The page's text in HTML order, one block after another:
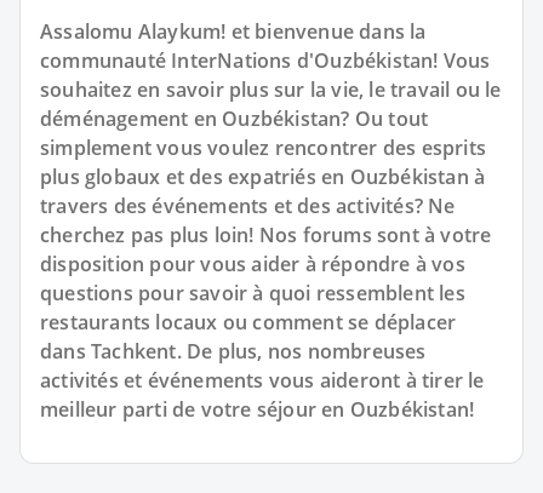
Assalomu Alaykum! et bienvenue dans la
communauté InterNations d'Ouzbékistan! Vous
souhaitez en savoir plus sur la vie, le travail ou le
déménagement en Ouzbékistan? Ou tout
simplement vous voulez rencontrer des esprits
plus globaux et des expatriés en Ouzbékistan à
travers des événements et des activités? Ne
cherchez pas plus loin! Nos forums sont à votre
disposition pour vous aider à répondre à vos
questions pour savoir à quoi ressemblent les
restaurants locaux ou comment se déplacer
dans Tachkent. De plus, nos nombreuses
activités et événements vous aideront à tirer le
meilleur parti de votre séjour en Ouzbékistan!